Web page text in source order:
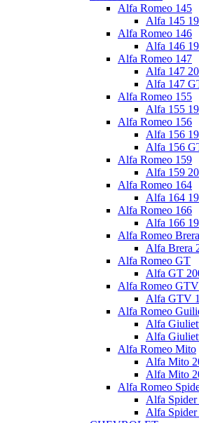
Alfa Romeo 145
Alfa 145
Alfa Romeo 146
Alfa 146
Alfa Romeo 147
Alfa 147
Alfa 147
Alfa Romeo 155
Alfa 155
Alfa Romeo 156
Alfa 156
Alfa 156
Alfa Romeo 159
Alfa 159
Alfa Romeo 164
Alfa 164
Alfa Romeo 166
Alfa 166
Alfa Romeo Brera
Alfa Brera
Alfa Romeo GT
Alfa GT
Alfa Romeo GTV
Alfa GTV
Alfa Romeo
Alfa
Alfa
Alfa Romeo Mito
Alfa Mito
Alfa Mito
Alfa Romeo
Alfa
Alfa Spider